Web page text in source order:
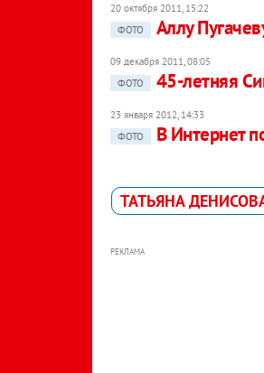
20 октября 2011, 15:22
ФОТО
Аллу
09 декабря 2011, 08:05
ФОТО
45-летняя
23 января 2012, 14:33
ФОТО
В Интернет
ТАТЬЯНА
РЕКЛАМА